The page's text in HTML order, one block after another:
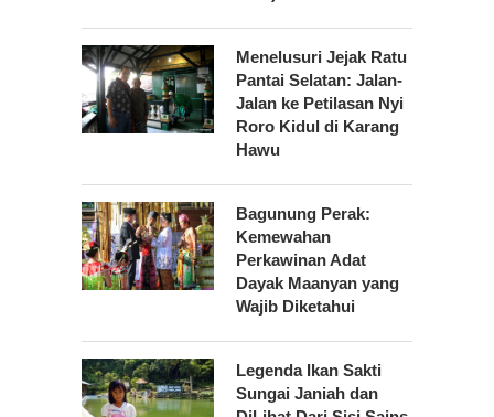
Menelusuri Jejak Ratu
Pantai Selatan: Jalan-
Jalan ke Petilasan Nyi
Roro Kidul di Karang
Hawu
Bagunung Perak:
Kemewahan
Perkawinan Adat
Dayak Maanyan yang
Wajib Diketahui
Legenda Ikan Sakti
Sungai Janiah dan